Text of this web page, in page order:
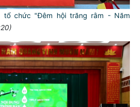
tổ chức "Đêm hội trăng rằm - Năm